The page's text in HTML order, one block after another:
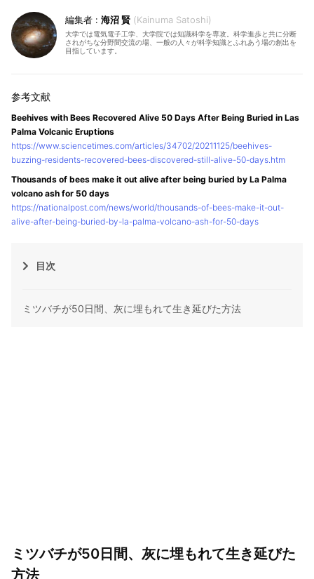
海沼 賢 Kainuma Satoshi
大学では電気電子工学、大学院では知識科学を専攻。科学進歩と共に分断
されがちな分野間交流の場、一般の人々が科学知識とふれあう場の創出を
目指しています。
Beehives with Bees Recovered Alive 50 Days After Being Buried in Las
Palma Volcanic Eruptions
https://www.sciencetimes.com/articles/34702/20211125/beehives-
buzzing-residents-recovered-bees-discovered-still-alive-50-days.htm
Thousands of bees make it out alive after being buried by La Palma
volcano ash for 50 days
https://nationalpost.com/news/world/thousands-of-bees-make-it-out-
alive-after-being-buried-by-la-palma-volcano-ash-for-50-days
目次
ミツバチが50日間、灰に埋もれて生き延びた方法
ミツバチが50日間、灰に埋もれて生き延びた
方法